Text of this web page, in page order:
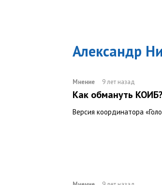
Александр
Мнение 9 лет назад
Как обмануть КОИБ?
Версия координатора